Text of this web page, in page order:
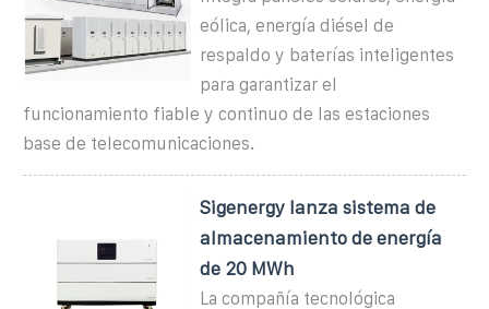
eólica, energía diésel de
respaldo y baterías inteligentes
para garantizar el
funcionamiento fiable y continuo de las estaciones
base de telecomunicaciones.
Sigenergy lanza sistema de
almacenamiento de energía
de 20 MWh
La compañía tecnológica